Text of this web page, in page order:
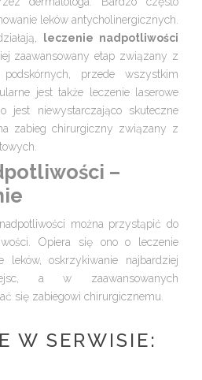
leków antycholinergicznych.
leczenie nadpotliwości
zaawansowany etap związany z
przede wszystkim
jest także leczenie laserowe
jest niewystarczająco skuteczne
zabieg chirurgiczny związany z
–
można przystąpić do
Opiera się ono o leczenie
leków, oskrzykiwanie najbardziej
a w zaawansowanych
się zabiegowi chirurgicznemu.
W SERWISIE: